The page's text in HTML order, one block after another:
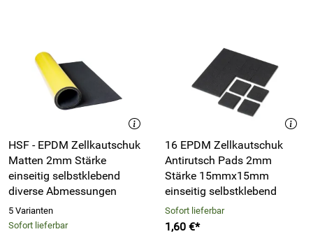
HSF - EPDM Zellkautschuk
Matten 2mm Stärke
einseitig selbstklebend
diverse Abmessungen
5 Varianten
Sofort lieferbar
16 EPDM Zellkautschuk
Antirutsch Pads 2mm
Stärke 15mmx15mm
einseitig selbstklebend
Sofort lieferbar
1,60 €*